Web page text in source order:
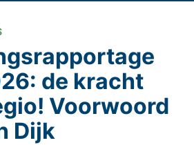
de kracht
Voorwoord
Dijk